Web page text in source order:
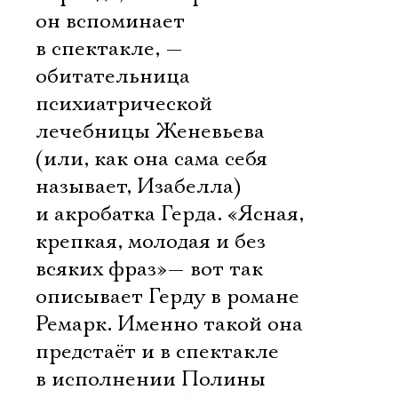
он вспоминает
в спектакле, —
обитательница
психиатрической
лечебницы Женевьева
(или, как она сама себя
называет, Изабелла)
и акробатка Герда. «Ясная,
крепкая, молодая и без
всяких фраз»— вот так
описывает Герду в романе
Ремарк. Именно такой она
предстаёт и в спектакле
в исполнении Полины
Ознакомиться